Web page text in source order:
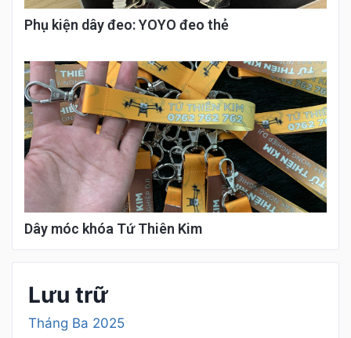
Phụ kiện dây đeo: YOYO đeo thẻ
Dây móc khóa Tứ Thiên Kim
Lưu trữ
Tháng Ba 2025